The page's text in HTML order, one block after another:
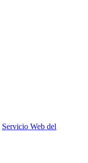
Servicio Web del